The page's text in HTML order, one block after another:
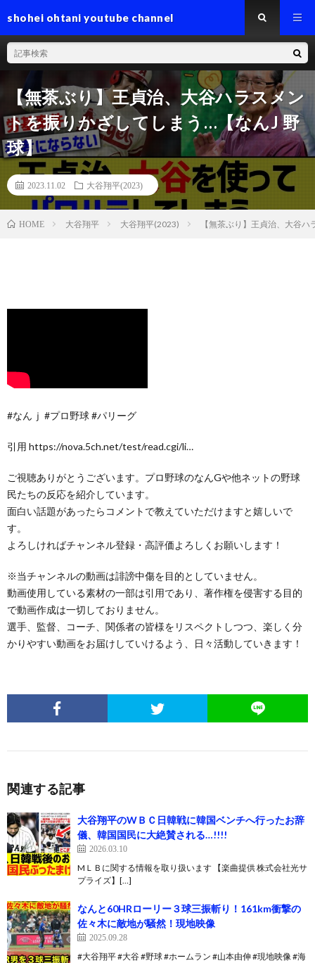
shohei ohtani youtube channel
【無茶ぶり】王貞治、大谷ハラスメン
トを振りかざしてしまう…【なんJ 野
球】
2023.11.02 大谷翔平(2023)
HOME 大谷翔平 大谷翔平(2023) 【無茶ぶり】王貞治、大谷
#なんｊ #プロ野球 #パリーグ
引用 https://nova.5ch.net/test/read.cgi/li…
ご視聴ありがとうございます。プロ野球のなんGや他ネットの野球
民たちの反応を紹介しています。
面白い話題があったらコメントで教えていただけますと嬉しいで
す。
よろしければチャンネル登録・高評価よろしくお願いします！
※当チャンネルの動画は誹謗中傷を目的としていません。
動画使用している素材の一部は引用であり、著作権を侵害する目的
で動画作成は一切しておりません。
選手、監督、コーチ、関係者の皆様をリスペクトしつつ、楽しく分
かりやすい動画をお届けしていけるよう、日々活動していきます！
関連する記事
大谷翔平のWＢＣ日韓戦に韓国ベンチへ行ったお辞
儀、韓国国民に大絶賛される…!!!!
2026.03.10
MＬＢに関する情報を取り扱います 【楽曲提供 株式会社光サ
プライズ】[…]
なんと60HRローリー３球三振斬り！161km衝撃の
佐々木に敵地が騒然！現地映像
2025.09.28
#大谷翔平 #大谷 #野球 #ホームラン #山本由伸 #現地映像 #海